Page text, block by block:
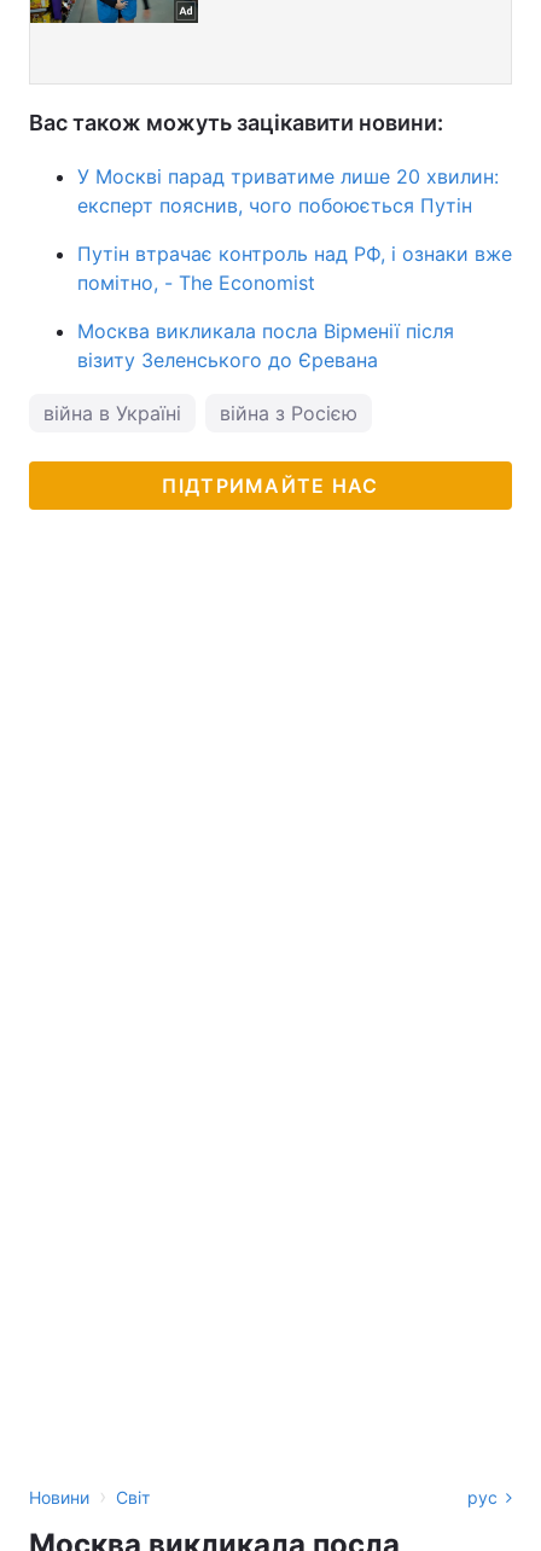
Вас також можуть зацікавити новини:
У Москві парад триватиме лише 20 хвилин:
експерт пояснив, чого побоюється Путін
Путін втрачає контроль над РФ, і ознаки вже
помітно, - The Economist
Москва викликала посла Вірменії після
візиту Зеленського до Єревана
війна в Україні війна з Росією
ПІДТРИМАЙТЕ НАС
Новини › Світ рус
Москва викликала посла